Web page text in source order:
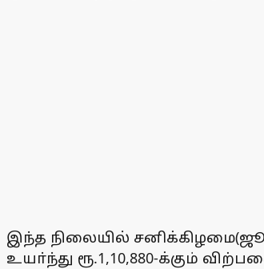
இந்த நிலையில் சனிக்கிழமை(ஜூன்
உயா்ந்து ரூ.1,10,880-க்கும்